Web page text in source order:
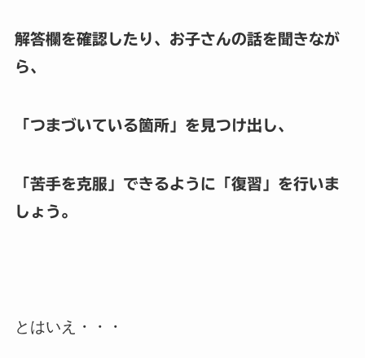
解答欄を確認したり、お子さんの話を聞きなが
ら、
「つまづいている箇所」を見つけ出し、
「苦手を克服」できるように「復習」を行いま
しょう。
とはいえ・・・